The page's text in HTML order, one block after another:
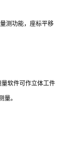
测功能，座标平移
软件可作立体工件
量。